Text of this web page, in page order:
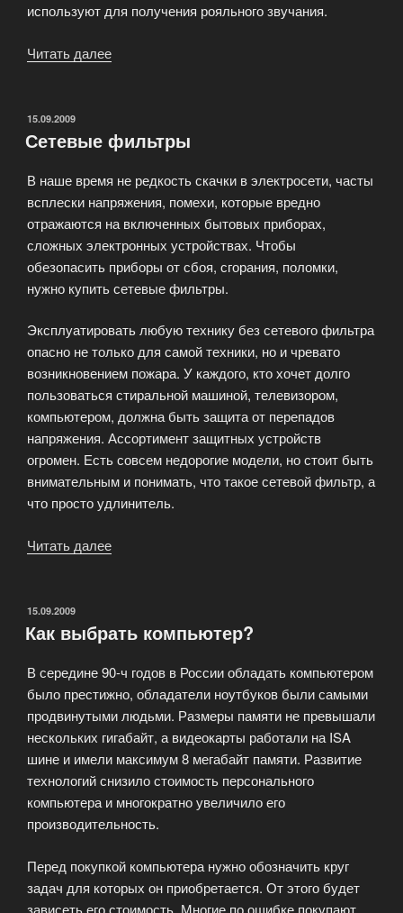
используют для получения рояльного звучания.
Читать далее
синтезатор»
ОПУБЛИКОВАНО
15.09.2009
Сетевые фильтры
В наше время не редкость скачки в электросети, часты
всплески напряжения, помехи, которые вредно
отражаются на включенных бытовых приборах,
сложных электронных устройствах. Чтобы
обезопасить приборы от сбоя, сгорания, поломки,
нужно купить сетевые фильтры.
Эксплуатировать любую технику без сетевого фильтра
опасно не только для самой техники, но и чревато
возникновением пожара. У каждого, кто хочет долго
пользоваться стиральной машиной, телевизором,
компьютером, должна быть защита от перепадов
напряжения. Ассортимент защитных устройств
огромен. Есть совсем недорогие модели, но стоит быть
внимательным и понимать, что такое сетевой фильтр, а
что просто удлинитель.
Читать далее
ОПУБЛИКОВАНО
15.09.2009
Как выбрать компьютер?
В середине 90-ч годов в России обладать компьютером
было престижно, обладатели ноутбуков были самыми
продвинутыми людьми. Размеры памяти не превышали
нескольких гигабайт, а видеокарты работали на ISA
шине и имели максимум 8 мегабайт памяти. Развитие
технологий снизило стоимость персонального
компьютера и многократно увеличило его
производительность.
Перед покупкой компьютера нужно обозначить круг
задач для которых он приобретается. От этого будет
зависеть его стоимость. Многие по ошибке покупают